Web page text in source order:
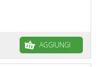
AGGIUNGI